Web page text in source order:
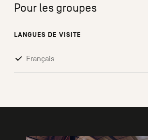
Pour les groupes
LANGUES DE VISITE
Français